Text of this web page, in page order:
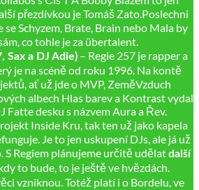
přezdívkou je Tomáš Zato.Poslechni
se Schyzem, Brate, Brain nebo Mala by
co tohle je za übertalent.
Sax a DJ Adie) – Regie 257 je rapper a
je na scéně od roku 1996. Na kontě
ať už jde o MVP, ZeměVzduch
albech Hlas barev a Kontrast vydal
Fatte desku s názvem Aura a Řev.
Inside Kru, tak ten už jako kapela
Je to jen uskupení DJs, ale já už
S Regiem plánujeme určitě udělatdalší
to bude, to je ještě ve hvězdách.
vzniknou. Totéž platí i o Bordelu, ve